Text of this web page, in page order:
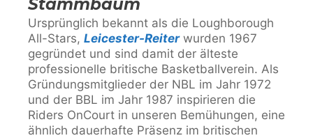
Stammbaum
Ursprünglich bekannt als die Loughborough
All-Stars, Leicester-Reiter wurden 1967
gegründet und sind damit der älteste
professionelle britische Basketballverein. Als
Gründungsmitglieder der NBL im Jahr 1972
und der BBL im Jahr 1987 inspirieren die
Riders OnCourt in unseren Bemühungen, eine
ähnlich dauerhafte Präsenz im britischen